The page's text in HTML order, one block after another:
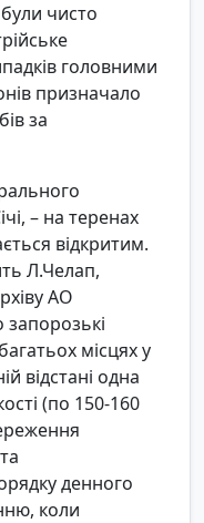
чисто
головними
призначало
за
– на теренах
відкритим.
Л.Челап,
АО
місцях у
відстані одна
(по 150-160
денного
коли